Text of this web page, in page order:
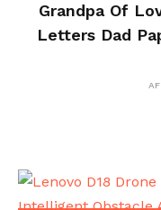
Grandpa Of
Letters Dad